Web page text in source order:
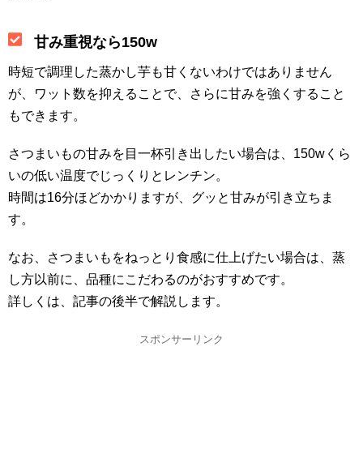
甘み重視なら150w
時短で調理した蒸かし芋も甘くないわけではありません
が、ワット数を抑えることで、さらに甘みを強くすること
もできます。
さつまいもの甘みを目一杯引き出したい場合は、150wくら
いの低い温度でじっくりとレンチン。
時間は16分ほどかかりますが、グッと甘みが引き立ちま
す。
なお、さつまいもをねっとり食感に仕上げたい場合は、蒸
し方以前に、品種にこだわるのがおすすめです。
詳しくは、記事の後半で解説します。
スポンサーリンク